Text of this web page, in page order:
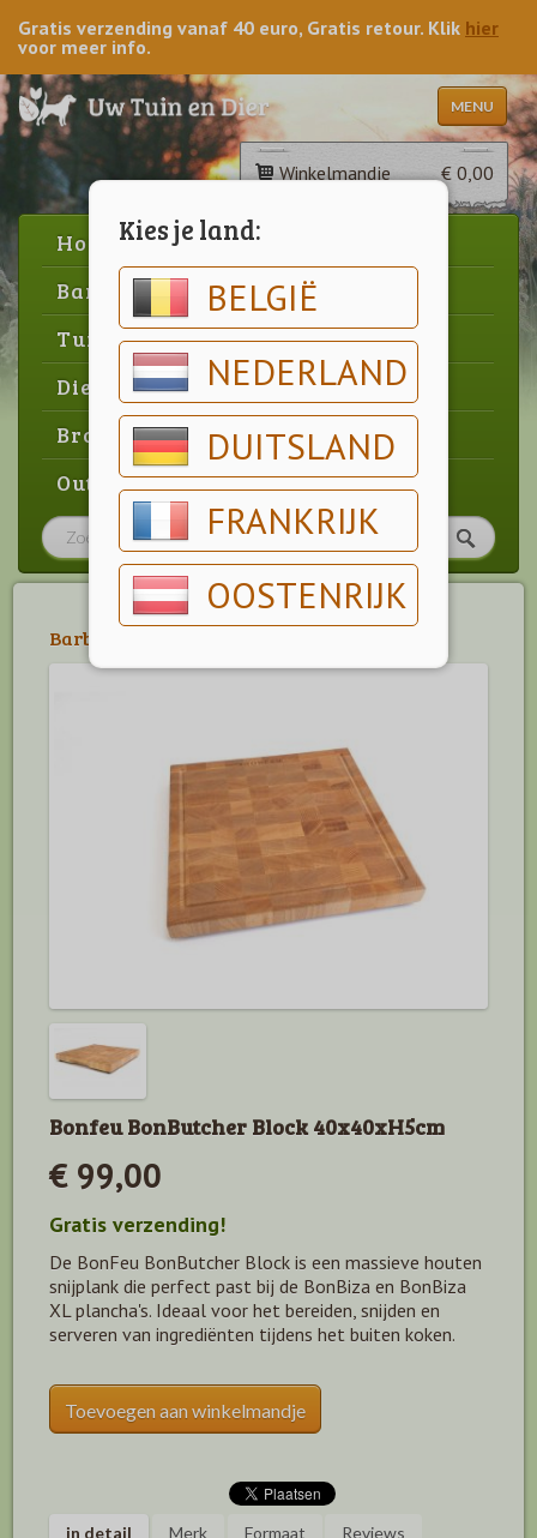
Kies je land:
BELGIË
NEDERLAND
DUITSLAND
FRANKRIJK
OOSTENRIJK
Gratis verzending vanaf 40 euro, Gratis retour. Klik hier
voor meer info.
MENU
Winkelmandje € 0,00
Home
Barbecue
Tuin
Dier
Brood & gebak
Outlet
Barbecue
Bonfeu BonButcher Block 40x40xH5cm
€ 99,00
Gratis verzending!
De BonFeu BonButcher Block is een massieve houten
snijplank die perfect past bij de BonBiza en BonBiza
XL plancha's. Ideaal voor het bereiden, snijden en
serveren van ingrediënten tijdens het buiten koken.
Toevoegen aan winkelmandje
in detail Merk Formaat Reviews